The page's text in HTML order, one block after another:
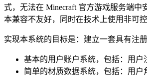
式，无法在 Minecraft 官方游戏服务端中
本兼容不友好，同时在技术上使用非可
实现本系统的目标是：建立一套具有注
基本的用户账户系统，包括：用户
简单的材质数据系统，包括：用